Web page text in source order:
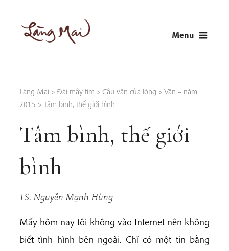
content
Menu
Làng Mai > Đài mây tím > Câu văn của lòng > Văn – năm
2015 > Tâm bình, thế giới bình
Tâm bình, thế giới
bình
TS. Nguyễn Mạnh Hùng
Mấy hôm nay tôi không vào Internet nên không
biết tình hình bên ngoài. Chỉ có một tin bằng